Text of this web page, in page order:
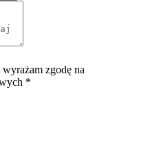
wyrażam zgodę na
*